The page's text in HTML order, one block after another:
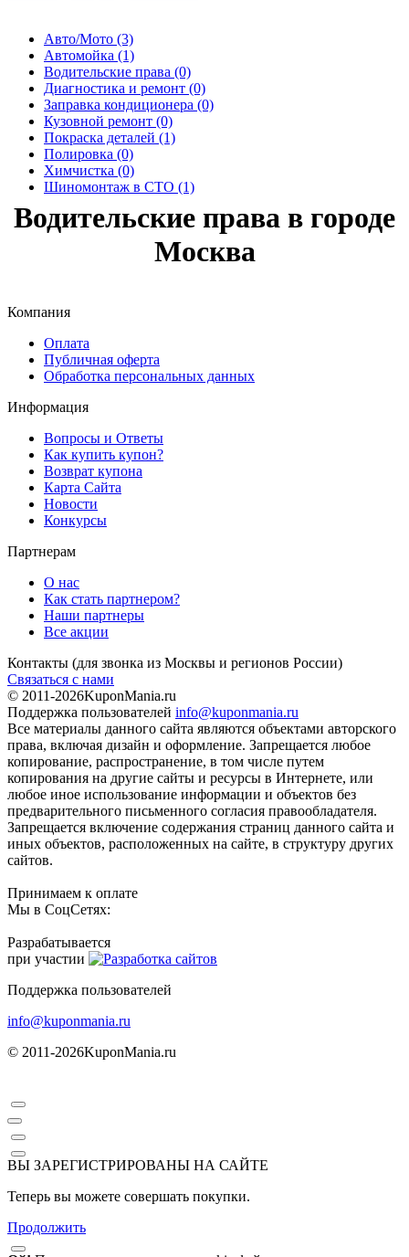
Авто/Мото (3)
Автомойка (1)
Водительские права (0)
Диагностика и ремонт (0)
Заправка кондиционера (0)
Кузовной ремонт (0)
Покраска деталей (1)
Полировка (0)
Химчистка (0)
Шиномонтаж в СТО (1)
Водительские права в городе
Москва
Компания
Оплата
Публичная оферта
Обработка персональных данных
Информация
Вопросы и Ответы
Как купить купон?
Возврат купона
Карта Сайта
Новости
Конкурсы
Партнерам
О нас
Как стать партнером?
Наши партнеры
Все акции
Контакты (для звонка из Москвы и регионов России)
Связаться с нами
© 2011-2026KuponMania.ru
Поддержка пользователей info@kuponmania.ru
Все материалы данного сайта являются объектами авторского
права, включая дизайн и оформление. Запрещается любое
копирование, распространение, в том числе путем
копирования на другие сайты и ресурсы в Интернете, или
любое иное использование информации и объектов без
предварительного письменного согласия правообладателя.
Запрещается включение содержания страниц данного сайта и
иных объектов, расположенных на сайте, в структуру других
сайтов.
Принимаем к оплате
Мы в СоцСетях:
Разрабатывается
при участии
Поддержка пользователей
info@kuponmania.ru
© 2011-2026KuponMania.ru
ВЫ ЗАРЕГИСТРИРОВАНЫ НА САЙТЕ
Теперь вы можете совершать покупки.
Продолжить